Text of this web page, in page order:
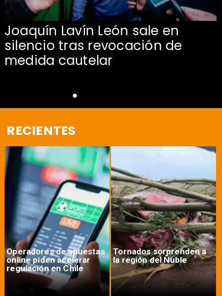
Joaquín Lavín León sale en
silencio tras revocación de
medida cautelar
RECIENTES
Operadores de apuestas
online piden acelerar
regulación en Chile
Tornados sorprenden a
la región del Ñuble